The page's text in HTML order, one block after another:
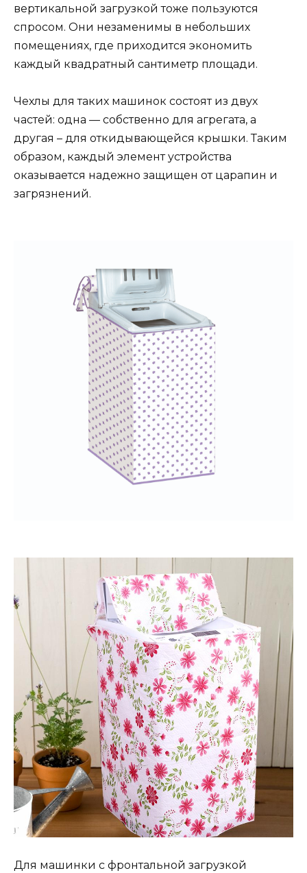
вертикальной загрузкой тоже пользуются
спросом. Они незаменимы в небольших
помещениях, где приходится экономить
каждый квадратный сантиметр площади.
Чехлы для таких машинок состоят из двух
частей: одна — собственно для агрегата, а
другая – для откидывающейся крышки. Таким
образом, каждый элемент устройства
оказывается надежно защищен от царапин и
загрязнений.
Для машинки с фронтальной загрузкой